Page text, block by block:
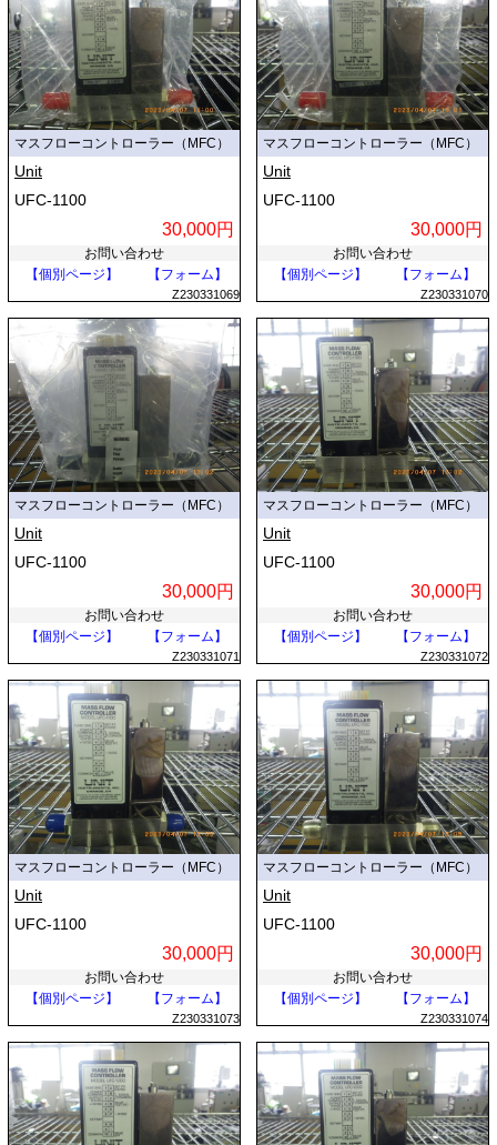
マスフローコントローラー（MFC）
Unit
UFC-1100
30,000円
お問い合わせ
【個別ページ】
【フォーム】
Z230331069
マスフローコントローラー（MFC）
Unit
UFC-1100
30,000円
お問い合わせ
【個別ページ】
【フォーム】
Z230331070
マスフローコントローラー（MFC）
Unit
UFC-1100
30,000円
お問い合わせ
【個別ページ】
【フォーム】
Z230331071
マスフローコントローラー（MFC）
Unit
UFC-1100
30,000円
お問い合わせ
【個別ページ】
【フォーム】
Z230331072
マスフローコントローラー（MFC）
Unit
UFC-1100
30,000円
お問い合わせ
【個別ページ】
【フォーム】
Z230331073
マスフローコントローラー（MFC）
Unit
UFC-1100
30,000円
お問い合わせ
【個別ページ】
【フォーム】
Z230331074